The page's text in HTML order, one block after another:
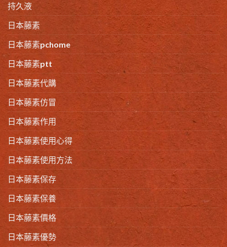
持久液
日本藤素
日本藤素pchome
日本藤素ptt
日本藤素代購
日本藤素仿冒
日本藤素作用
日本藤素使用心得
日本藤素使用方法
日本藤素保存
日本藤素保養
日本藤素價格
日本藤素優勢